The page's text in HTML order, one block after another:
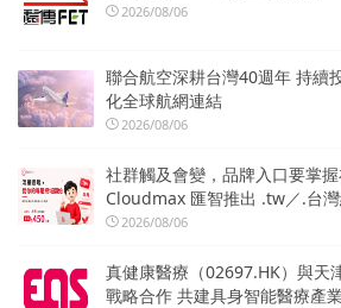
2026/08/06
聯合航空深耕台灣40週年 持續
化全球航網連結
2026/08/06
社群觸及會變，品牌入口要掌握
Cloudmax 匯智推出 .tw／.台
2026/08/06
真健康醫療（02697.HK）與天
戰略合作 共建具身智能醫療產